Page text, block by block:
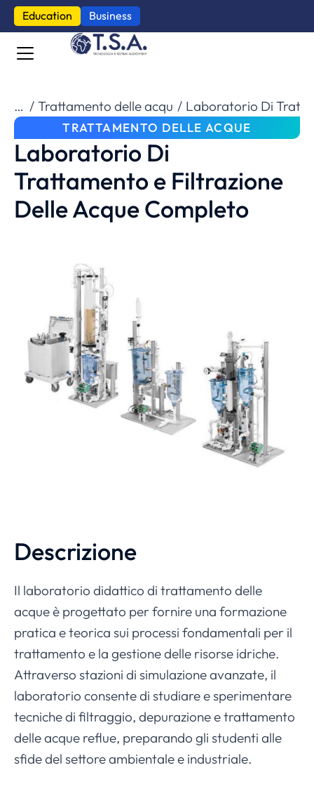
Education Business
Tu sei qui:
Trattamento delle acque Laboratorio Di
TRATTAMENTO DELLE ACQUE
Laboratorio Di
Trattamento e Filtrazione
Delle Acque Completo
Descrizione
Il laboratorio didattico di trattamento delle
acque è progettato per fornire una formazione
pratica e teorica sui processi fondamentali per il
trattamento e la gestione delle risorse idriche.
Attraverso stazioni di simulazione avanzate, il
laboratorio consente di studiare e sperimentare
tecniche di filtraggio, depurazione e trattamento
delle acque reflue, preparando gli studenti alle
sfide del settore ambientale e industriale.